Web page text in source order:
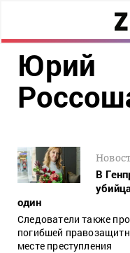
Юрий
В
один
Следователи также
погибшей
месте преступления